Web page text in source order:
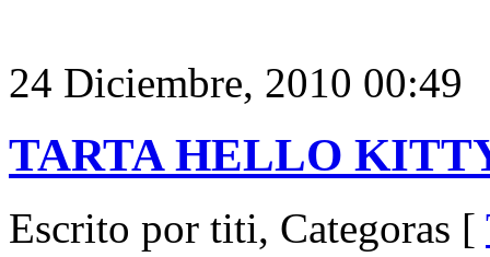
24 Diciembre, 2010 00:49
TARTA HELLO
Escrito por titi, Categoras [